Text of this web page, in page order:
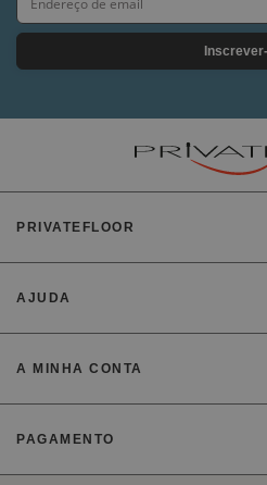
PRIVATEFLOOR
AJUDA
A MINHA CONTA
PAGAMENTO